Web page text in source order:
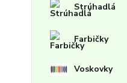
Strúhadlá
Farbičky
Voskovky